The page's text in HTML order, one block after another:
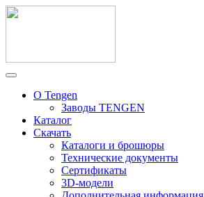
О Tengen
Заводы TENGEN
Каталог
Скачать
Каталоги и брошюры
Технические документы
Сертификаты
3D-модели